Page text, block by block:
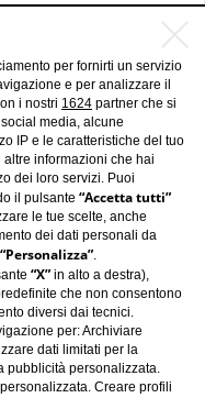
sempre su
Rensch
per fornirti un servizio
e per analizzare il
i nostri 1624 partner che si
media, alcune
IP e le caratteristiche del tuo
informazioni che hai
dei loro servizi. Puoi
il pulsante “Accetta tutti”
le tue scelte, anche
dei dati personali da
“Personalizza”.
“X” in alto a destra),
che non consentono
diversi dai tecnici.
per: Archiviare
dati limitati per la
pubblicità personalizzata.
Creare profili